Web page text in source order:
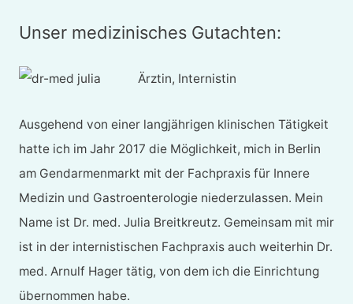
Unser medizinisches Gutachten:
Ärztin, Internistin
Ausgehend von einer langjährigen klinischen Tätigkeit
hatte ich im Jahr 2017 die Möglichkeit, mich in Berlin
am Gendarmenmarkt mit der Fachpraxis für Innere
Medizin und Gastroenterologie niederzulassen. Mein
Name ist Dr. med. Julia Breitkreutz. Gemeinsam mit mir
ist in der internistischen Fachpraxis auch weiterhin Dr.
med. Arnulf Hager tätig, von dem ich die Einrichtung
übernommen habe.